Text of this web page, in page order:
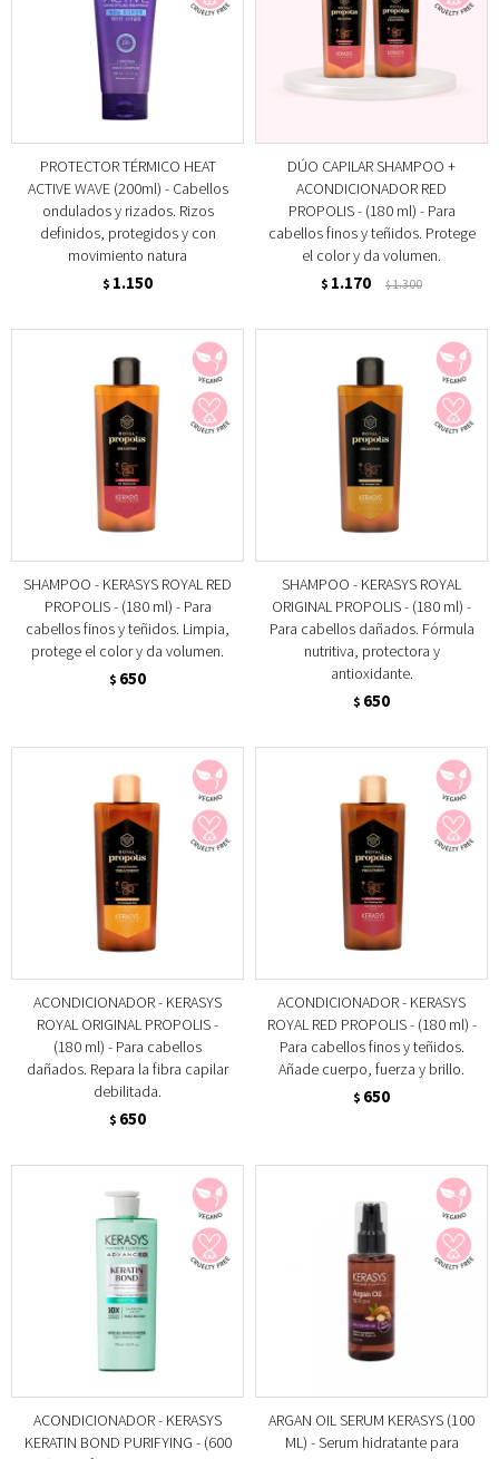
PROTECTOR TÉRMICO HEAT
ACTIVE WAVE (200ml) - Cabellos
ondulados y rizados. Rizos
definidos, protegidos y con
movimiento natura
$ 1.150
DÚO CAPILAR SHAMPOO +
ACONDICIONADOR RED
PROPOLIS - (180 ml) - Para
cabellos finos y teñidos. Protege
el color y da volumen.
$ 1.170 $1.300
SHAMPOO - KERASYS ROYAL RED
PROPOLIS - (180 ml) - Para
cabellos finos y teñidos. Limpia,
protege el color y da volumen.
$ 650
SHAMPOO - KERASYS ROYAL
ORIGINAL PROPOLIS - (180 ml) -
Para cabellos dañados. Fórmula
nutritiva, protectora y
antioxidante.
$ 650
ACONDICIONADOR - KERASYS
ROYAL ORIGINAL PROPOLIS -
(180 ml) - Para cabellos
dañados. Repara la fibra capilar
debilitada.
$ 650
ACONDICIONADOR - KERASYS
ROYAL RED PROPOLIS - (180 ml) -
Para cabellos finos y teñidos.
Añade cuerpo, fuerza y brillo.
$ 650
ACONDICIONADOR - KERASYS
KERATIN BOND PURIFYING - (600
ARGAN OIL SERUM KERASYS (100
ML) - Serum hidratante para